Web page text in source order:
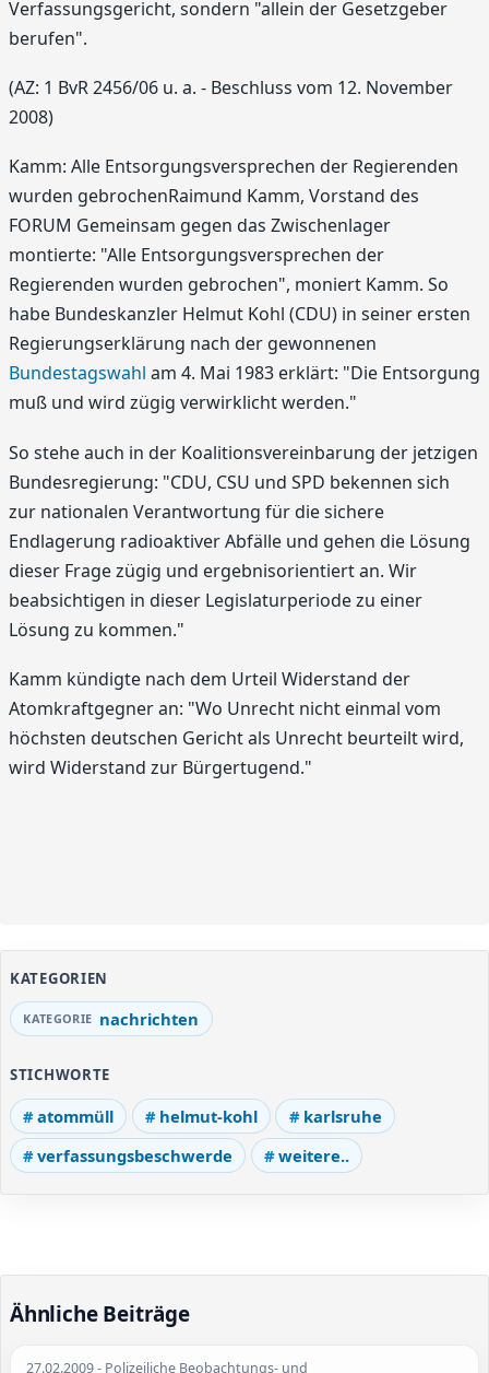
Verfassungsgericht, sondern "allein der Gesetzgeber
berufen".
(AZ: 1 BvR 2456/06 u. a. - Beschluss vom 12. November
2008)
Kamm: Alle Entsorgungsversprechen der Regierenden
wurden gebrochenRaimund Kamm, Vorstand des
FORUM Gemeinsam gegen das Zwischenlager
montierte: "Alle Entsorgungsversprechen der
Regierenden wurden gebrochen", moniert Kamm. So
habe Bundeskanzler Helmut Kohl (CDU) in seiner ersten
Regierungserklärung nach der gewonnenen
Bundestagswahl am 4. Mai 1983 erklärt: "Die Entsorgung
muß und wird zügig verwirklicht werden."
So stehe auch in der Koalitionsvereinbarung der jetzigen
Bundesregierung: "CDU, CSU und SPD bekennen sich
zur nationalen Verantwortung für die sichere
Endlagerung radioaktiver Abfälle und gehen die Lösung
dieser Frage zügig und ergebnisorientiert an. Wir
beabsichtigen in dieser Legislaturperiode zu einer
Lösung zu kommen."
Kamm kündigte nach dem Urteil Widerstand der
Atomkraftgegner an: "Wo Unrecht nicht einmal vom
höchsten deutschen Gericht als Unrecht beurteilt wird,
wird Widerstand zur Bürgertugend."
KATEGORIEN
nachrichten
STICHWORTE
atommüll helmut-kohl
karlsruhe
verfassungsbeschwerde
weitere..
Ähnliche Beiträge
27.02.2009- Polizeiliche Beobachtungs- und